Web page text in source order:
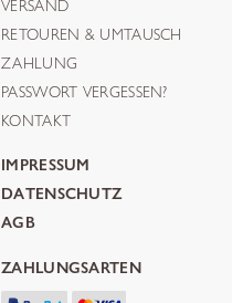
VERSAND
RETOUREN & UMTAUSCH
ZAHLUNG
PASSWORT VERGESSEN?
KONTAKT
IMPRESSUM
DATENSCHUTZ
AGB
ZAHLUNGSARTEN